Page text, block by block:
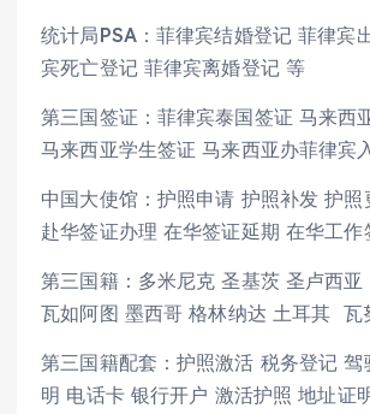
统计局PSA：菲律宾结婚登记 菲律宾
宾死亡登记 菲律宾离婚登记 等
第三国签证：菲律宾泰国签证 马来西
马来西亚学生签证 马来西亚办菲律宾
中国大使馆：护照申请 护照补发 护照
赴华签证办理 在华签证延期 在华工作
第三国籍：多米尼克 圣基茨 圣卢西亚
瓦如阿图 墨西哥 格林纳达 土耳其 瓦
第三国籍配套：护照激活 税务登记 驾
明 电话卡 银行开户 激活护照 地址